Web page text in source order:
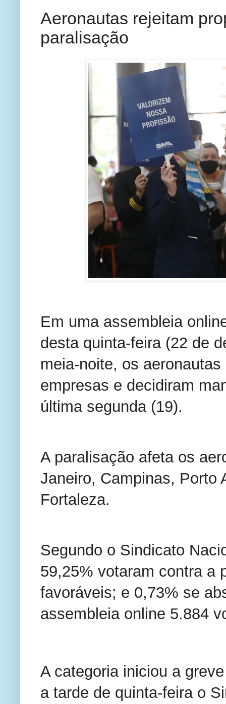
Aeronautas rejeitam
paralisação
Em uma assembleia
desta quinta-feira (22 de
meia-noite, os
empresas e decidiram
última segunda (19).
A paralisação afeta os
Janeiro, Campinas, Porto
Fortaleza.
Segundo o Sindicato
59,25% votaram contra a
favoráveis; e 0,73% se
assembleia online 5.884
A categoria iniciou a
a tarde de quinta-feira o